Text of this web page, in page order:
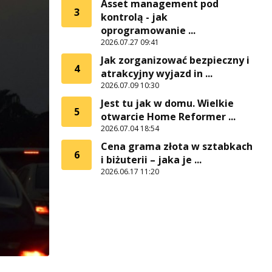
3
Asset management pod
kontrolą - jak
oprogramowanie ...
2026.07.27 09:41
4
Jak zorganizować bezpieczny i
atrakcyjny wyjazd in ...
2026.07.09 10:30
5
Jest tu jak w domu. Wielkie
otwarcie Home Reformer ...
2026.07.04 18:54
6
Cena grama złota w sztabkach
i biżuterii – jaka je ...
2026.06.17 11:20